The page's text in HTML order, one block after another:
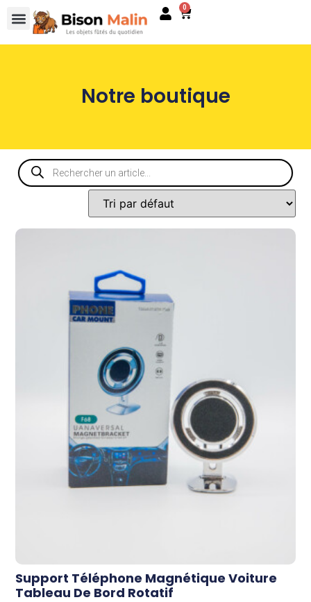
0
Notre boutique
Support Téléphone Magnétique Voiture
Tableau De Bord Rotatif